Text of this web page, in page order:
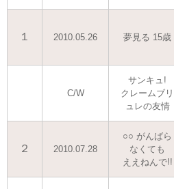
１ 2010.05.26 夢見る 15歳
C/W
サンキュ!
クレームブリ
ュレの友情
２ 2010.07.28
○○ がんばら
なくても
ええねんで!!